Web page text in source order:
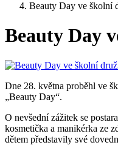
Beauty Day ve školní
Beauty Day
Dne 28. května proběhl ve
„Beauty Day“.
O nevšední zážitek se
kosmetička a manikérka ze
dětem představily své